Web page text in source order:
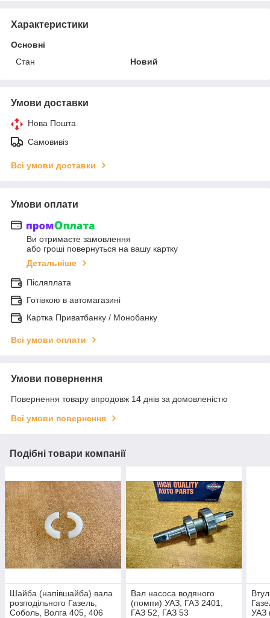
Характеристики
Основні
Стан
Новий
Умови доставки
Нова Пошта
Самовивіз
Всі умови доставки
Умови оплати
Ви отримаєте замовлення
або гроші повернуться на вашу картку
Детальніше
Післяплата
Готівкою в автомагазині
Картка Приватбанку / Монобанку
Всі умови оплати
Умови повернення
Повернення товару впродовж 14 днів за домовленістю
Всі умови повернення
Подібні товари компанії
Шайба (напівшайба) вала
розподільного Газель,
Соболь, Волга 405, 406
Вал насоса водяного
(помпи) УАЗ, ГАЗ 2401,
ГАЗ 52, ГАЗ 53
УАЗ